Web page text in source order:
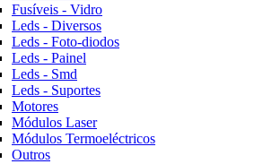
Fusíveis - Vidro
Leds - Diversos
Leds - Foto-diodos
Leds - Painel
Leds - Smd
Leds - Suportes
Motores
Módulos Laser
Módulos Termoeléctricos
Outros